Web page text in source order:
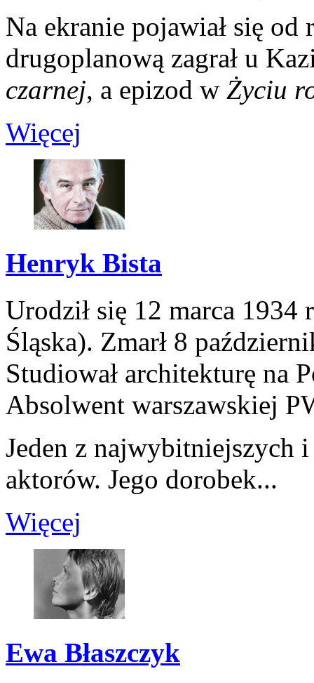
Na ekranie pojawiał się od
drugoplanową zagrał u
czarnej, a epizod w Życiu
Więcej
Henryk Bista
Urodził się 12 marca
Śląska). Zmarł 8
Studiował architekturę na
Absolwent warszawskiej
Jeden z najwybitniejszych
aktorów. Jego dorobek...
Więcej
Ewa Błaszczyk